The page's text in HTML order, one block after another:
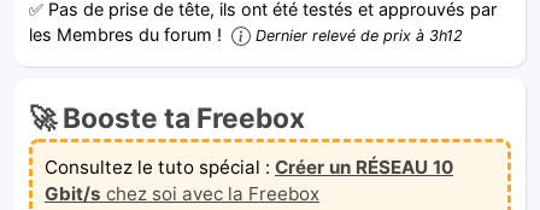
✅ Pas de prise de tête, ils ont été testés et approuvés par
les Membres du forum !
Dernier relevé de prix à 3h12
🚀 Booste ta Freebox
Consultez le tuto spécial : Créer un RÉSEAU 10
Gbit/s chez soi avec la Freebox